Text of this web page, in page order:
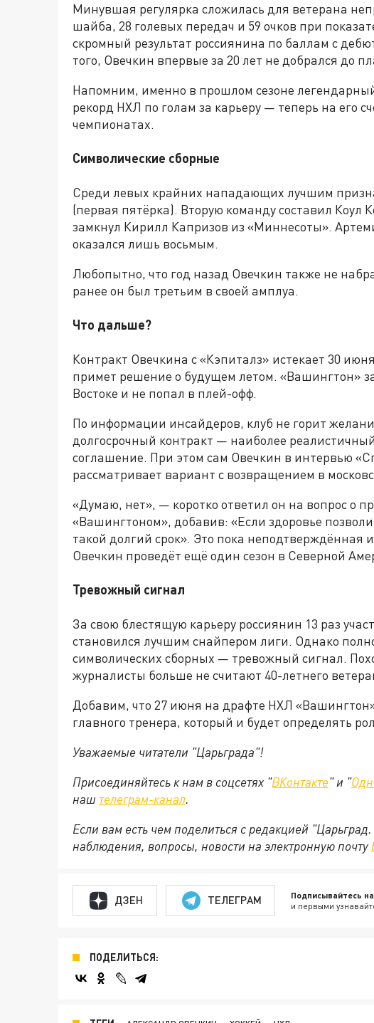
Минувшая регулярка сложилась для ветерана
шайба, 28 голевых передач и 59 очков при
скромный результат россиянина по баллам с
того, Овечкин впервые за 20 лет не добрался до
Напомним, именно в прошлом сезоне
рекорд НХЛ по голам за карьеру — теперь на его
чемпионатах.
Символические сборные
Среди левых крайних нападающих лучшим
(первая пятёрка). Вторую команду составил Коул
замкнул Кирилл Капризов из «Миннесоты».
оказался лишь восьмым.
Любопытно, что год назад Овечкин также не
ранее он был третьим в своей амплуа.
Что дальше?
Контракт Овечкина с «Кэпиталз» истекает 30
примет решение о будущем летом. «Вашингтон»
Востоке и не попал в плей-офф.
По информации инсайдеров, клуб не горит
долгосрочный контракт — наиболее
соглашение. При этом сам Овечкин в интервью
рассматривает вариант с возвращением в
«Думаю, нет», — коротко ответил он на вопрос о
«Вашингтоном», добавив: «Если здоровье
такой долгий срок». Это пока неподтверждённая
Овечкин проведёт ещё один сезон в Северной
Тревожный сигнал
За свою блестящую карьеру россиянин 13 раз
становился лучшим снайпером лиги. Однако
символических сборных — тревожный сигнал.
журналисты больше не считают 40-летнего
Добавим, что 27 июня на драфте НХЛ
главного тренера, который и будет определять
Уважаемые читатели "Царьграда"!
Присоединяйтесь к нам в соцсетях "ВКонтакте" и "
наш телеграм-канал.
Если вам есть чем поделиться с редакцией
наблюдения, вопросы, новости на электронную почту
ДЗЕН ТЕЛЕГРАМ Подписывайтесь
и первыми
ПОДЕЛИТЬСЯ: